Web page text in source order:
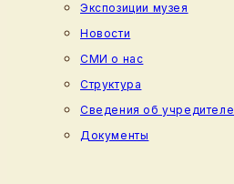
Экспозиции музея
Новости
СМИ о нас
Структура
Сведения об учредителе
Документы